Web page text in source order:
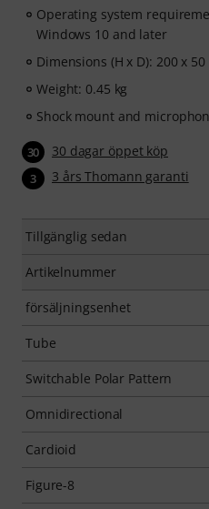
Operating system
Windows 10 and later
Dimensions (H x D): 200 x
Weight: 0.45 kg
Shock mount and
30 30 dagar öppet köp
3 3 års Thomann garanti
Tillgänglig sedan
Artikelnummer
försäljningsenhet
Tube
Switchable Polar Pattern
Omnidirectional
Cardioid
Figure-8